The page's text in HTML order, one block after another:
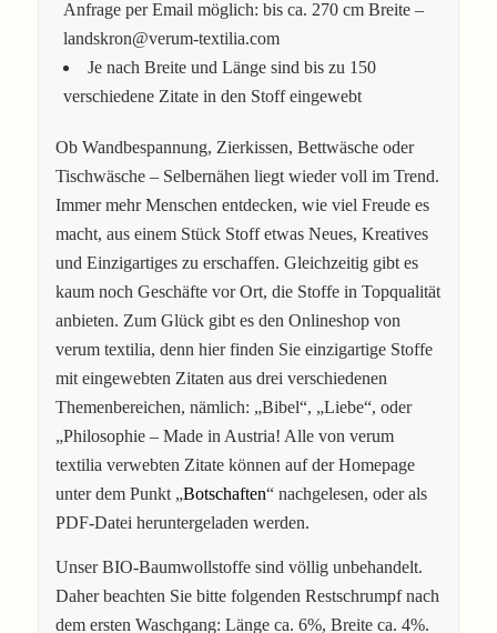
Anfrage per Email möglich: bis ca. 270 cm Breite –
landskron@verum-textilia.com
Je nach Breite und Länge sind bis zu 150
verschiedene Zitate in den Stoff eingewebt
Ob Wandbespannung, Zierkissen, Bettwäsche oder
Tischwäsche – Selbernähen liegt wieder voll im Trend.
Immer mehr Menschen entdecken, wie viel Freude es
macht, aus einem Stück Stoff etwas Neues, Kreatives
und Einzigartiges zu erschaffen. Gleichzeitig gibt es
kaum noch Geschäfte vor Ort, die Stoffe in Topqualität
anbieten. Zum Glück gibt es den Onlineshop von
verum textilia, denn hier finden Sie einzigartige Stoffe
mit eingewebten Zitaten aus drei verschiedenen
Themenbereichen, nämlich: „Bibel“, „Liebe“, oder
„Philosophie – Made in Austria! Alle von verum
textilia verwebten Zitate können auf der Homepage
unter dem Punkt „Botschaften“ nachgelesen, oder als
PDF-Datei heruntergeladen werden.
Unser BIO-Baumwollstoffe sind völlig unbehandelt.
Daher beachten Sie bitte folgenden Restschrumpf nach
dem ersten Waschgang: Länge ca. 6%, Breite ca. 4%.